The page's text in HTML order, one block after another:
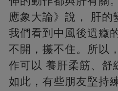
應象大論》說， 肝的
我們看到中風後遺癥
不開，攥不住。所以
作可以 養肝柔筋、舒
如此，有些朋友堅持